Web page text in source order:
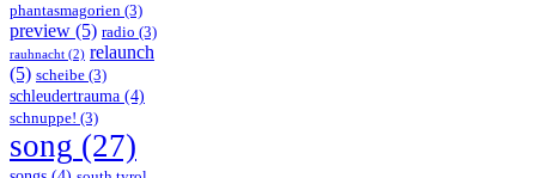
phantasmagorien (3)
preview (5) radio (3)
rauhnacht (2) relaunch
(5) scheibe (3)
schleudertrauma (4)
schnuppe! (3)
song (27)